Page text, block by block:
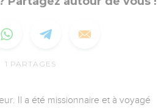
1 PARTAGES
Il a été missionnaire et à voyagé